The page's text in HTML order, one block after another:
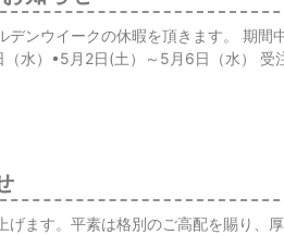
ンウイークの休暇を頂きます。 期
水）•5月2日(土）～5月6日（水）
げます。平素は格別のご高配を賜り